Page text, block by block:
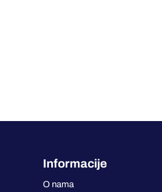
Informacije
O nama